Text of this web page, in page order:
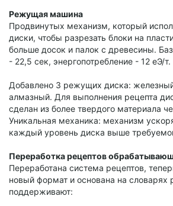
Другие изменения
Режущая машина
Продвинутых механизм, который
диски, чтобы разрезать блоки на
больше досок и палок с древесины.
- 22,5 сек, энергопотребление - 12 еЭ/т.
Добавлено 3 режущих диска:
алмазный. Для выполнения рецепта
сделан из более твердого материала
Уникальная механика: механизм
каждый уровень диска выше
Переработка рецептов
Переработана система рецептов,
новый формат и основана на словарях
поддерживают: